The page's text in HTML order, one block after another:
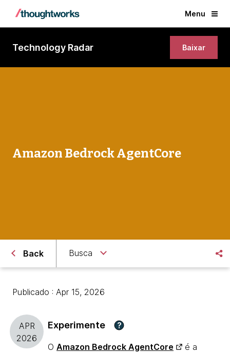
Menu
Technology Radar Baixar
Amazon Bedrock AgentCore
Back Busca
Publicado : Apr 15, 2026
APR
2026
Experimente ?
O Amazon Bedrock AgentCore
é a